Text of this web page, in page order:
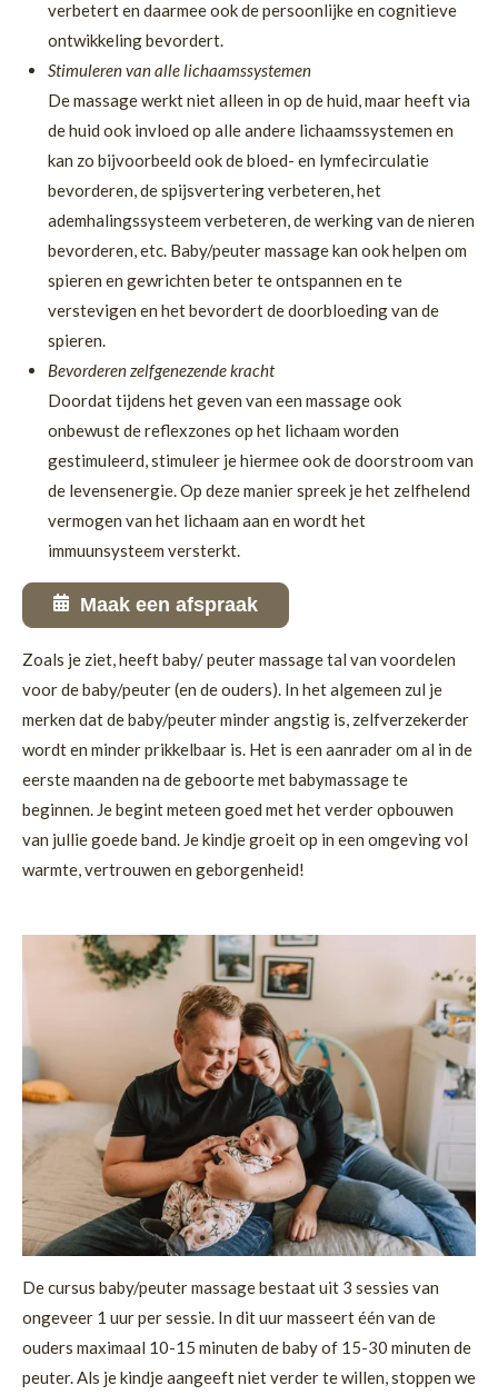
verbetert en daarmee ook de persoonlijke en cognitieve
ontwikkeling bevordert.
Stimuleren van alle lichaamssystemen
De massage werkt niet alleen in op de huid, maar heeft via
de huid ook invloed op alle andere lichaamssystemen en
kan zo bijvoorbeeld ook de bloed- en lymfecirculatie
bevorderen, de spijsvertering verbeteren, het
ademhalingssysteem verbeteren, de werking van de nieren
bevorderen, etc. Baby/peuter massage kan ook helpen om
spieren en gewrichten beter te ontspannen en te
verstevigen en het bevordert de doorbloeding van de
spieren.
Bevorderen zelfgenezende kracht
Doordat tijdens het geven van een massage ook
onbewust de reflexzones op het lichaam worden
gestimuleerd, stimuleer je hiermee ook de doorstroom van
de levensenergie. Op deze manier spreek je het zelfhelend
vermogen van het lichaam aan en wordt het
immuunsysteem versterkt.
Maak een afspraak
Zoals je ziet, heeft baby/ peuter massage tal van voordelen
voor de baby/peuter (en de ouders). In het algemeen zul je
merken dat de baby/peuter minder angstig is, zelfverzekerder
wordt en minder prikkelbaar is. Het is een aanrader om al in de
eerste maanden na de geboorte met babymassage te
beginnen. Je begint meteen goed met het verder opbouwen
van jullie goede band. Je kindje groeit op in een omgeving vol
warmte, vertrouwen en geborgenheid!
De cursus baby/peuter massage bestaat uit 3 sessies van
ongeveer 1 uur per sessie. In dit uur masseert één van de
ouders maximaal 10-15 minuten de baby of 15-30 minuten de
peuter. Als je kindje aangeeft niet verder te willen, stoppen we